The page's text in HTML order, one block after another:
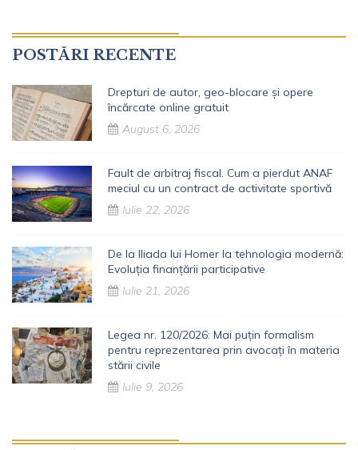
POSTĂRI RECENTE
Drepturi de autor, geo-blocare și opere
încărcate online gratuit
August 6, 2026
Fault de arbitraj fiscal. Cum a pierdut ANAF
meciul cu un contract de activitate sportivă
Iulie 22, 2026
De la Iliada lui Homer la tehnologia modernă:
Evoluția finanțării participative
Iulie 21, 2026
Legea nr. 120/2026: Mai puțin formalism
pentru reprezentarea prin avocați în materia
stării civile
Iulie 9, 2026